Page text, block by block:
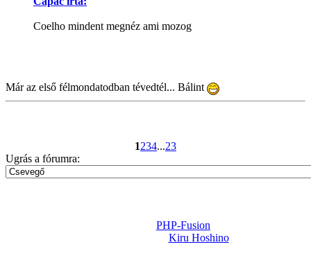
Coelho mindent megnéz ami mozog
Már az első félmondatodban tévedtél... Bálint
1234...23
Ugrás a fórumra:
PHP-Fusion
Kiru Hoshino